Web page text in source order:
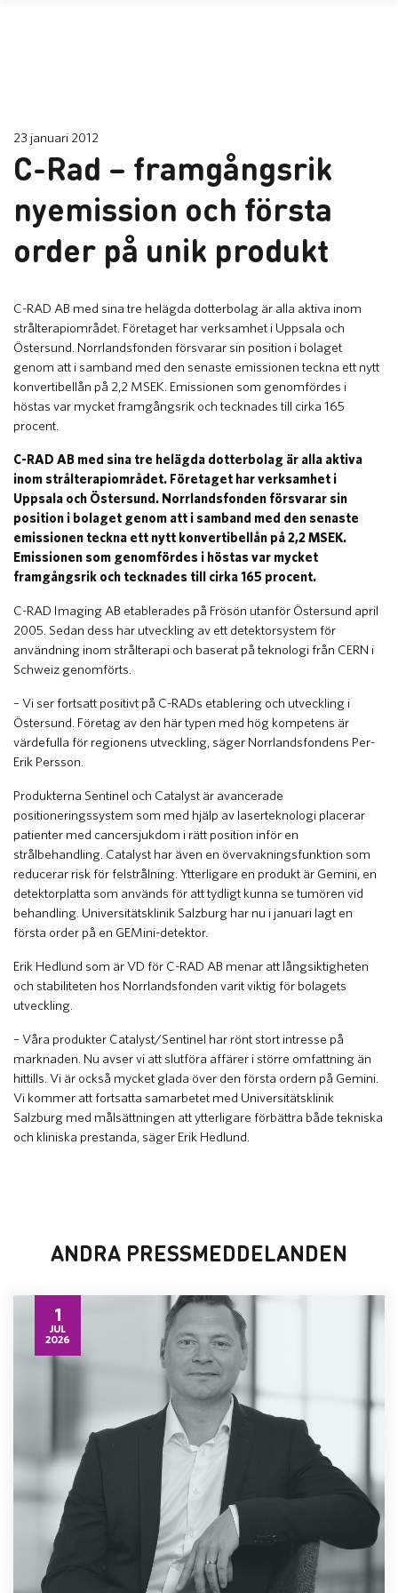
23 januari 2012
C-Rad – framgångsrik
nyemission och första
order på unik produkt
​C-RAD AB med sina tre helägda dotterbolag är alla aktiva inom
strålterapiområdet. Företaget har verksamhet i Uppsala och
Östersund. Norrlandsfonden försvarar sin position i bolaget
genom att i samband med den senaste emissionen teckna ett nytt
konvertibellån på 2,2 MSEK. Emissionen som genomfördes i
höstas var mycket framgångsrik och tecknades till cirka 165
procent.
C-RAD AB med sina tre helägda dotterbolag är alla aktiva
inom strålterapiområdet. Företaget har verksamhet i
Uppsala och Östersund. Norrlandsfonden försvarar sin
position i bolaget genom att i samband med den senaste
emissionen teckna ett nytt konvertibellån på 2,2 MSEK.
Emissionen som genomfördes i höstas var mycket
framgångsrik och tecknades till cirka 165 procent.
C-RAD Imaging AB etablerades på Frösön utanför Östersund april
2005. Sedan dess har utveckling av ett detektorsystem för
användning inom strålterapi och baserat på teknologi från CERN i
Schweiz genomförts.
– Vi ser fortsatt positivt på C-RADs etablering och utveckling i
Östersund. Företag av den här typen med hög kompetens är
värdefulla för regionens utveckling, säger Norrlandsfondens Per-
Erik Persson.
Produkterna Sentinel och Catalyst är avancerade
positioneringssystem som med hjälp av laserteknologi placerar
patienter med cancersjukdom i rätt position inför en
strålbehandling. Catalyst har även en övervakningsfunktion som
reducerar risk för felstrålning. Ytterligare en produkt är Gemini, en
detektorplatta som används för att tydligt kunna se tumören vid
behandling. Universitätsklinik Salzburg har nu i januari lagt en
första order på en GEMini-detektor.
Erik Hedlund som är VD för C-RAD AB menar att långsiktigheten
och stabiliteten hos Norrlandsfonden varit viktig för bolagets
utveckling.
– Våra produkter Catalyst/Sentinel har rönt stort intresse på
marknaden. Nu avser vi att slutföra affärer i större omfattning än
hittills. Vi är också mycket glada över den första ordern på Gemini.
Vi kommer att fortsatta samarbetet med Universitätsklinik
Salzburg med målsättningen att ytterligare förbättra både tekniska
och kliniska prestanda, säger Erik Hedlund.
ANDRA PRESSMEDDELANDEN
1
JUL
2026